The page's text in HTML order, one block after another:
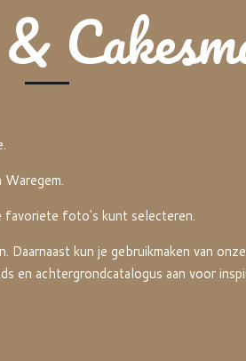
favoriete foto's kunt selecteren.
kun je gebruikmaken van
en achtergrondcatalogus aan voor